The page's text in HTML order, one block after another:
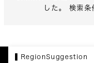
した。 検索条
RegionSuggestion